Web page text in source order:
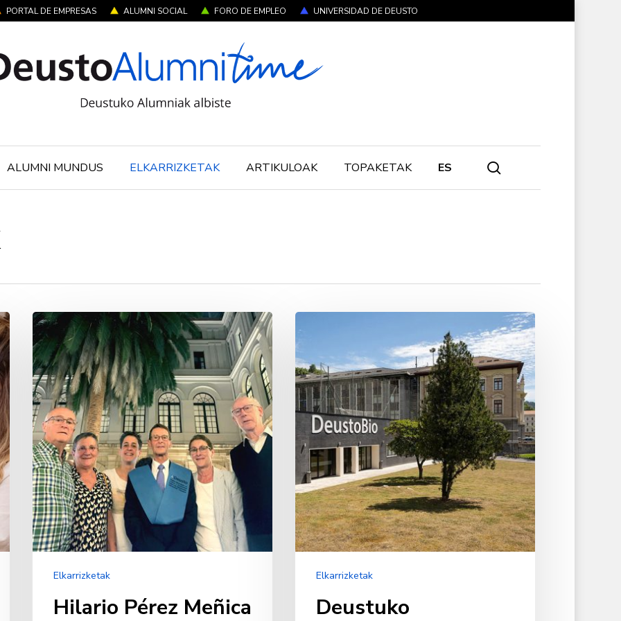
PORTAL DE EMPRESAS ALUMNI SOCIAL FORO DE EMPLEO UNIVERSIDAD DE DEUSTO
ALUMNI MUNDUS ELKARRIZKETAK ARTIKULOAK TOPAKETAK ES
Hilario
Pérez
Meñica
Elkarrizketak
Hilario Pérez Meñica
Deustuko
Unibertsitateko
Medikuntzako
Gradua
Elkarrizketak
Deustuko